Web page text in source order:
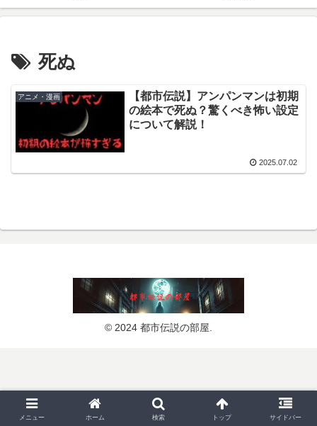
死ぬ
アニメ・漫画
【都市伝説】アンパンマンは初期
の絵本で死ぬ？驚くべき怖い設定
について解説！
2025.07.02
© 2024 都市伝説の部屋.
メニュー ホーム 検索 トップ サイドバー